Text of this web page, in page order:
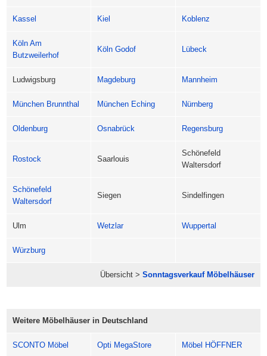
Kassel Kiel Koblenz
Köln Am
Butzweilerhof
Köln Godof Lübeck
Ludwigsburg Magdeburg Mannheim
München Brunnthal München Eching Nürnberg
Oldenburg Osnabrück Regensburg
Rostock Saarlouis
Schönefeld
Waltersdorf
Schönefeld
Waltersdorf
Siegen Sindelfingen
Ulm Wetzlar Wuppertal
Würzburg
Übersicht > Sonntagsverkauf Möbelhäuser
Weitere Möbelhäuser in Deutschland
SCONTO Möbel Opti MegaStore Möbel HÖFFNER